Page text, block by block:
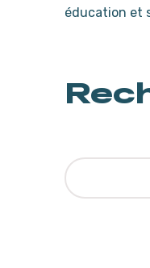
éducation et